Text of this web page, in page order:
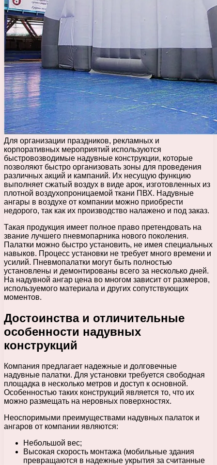
Для организации праздников, рекламных и
корпоративных мероприятий используются
быстровозводимые надувные конструкции, которые
позволяют быстро организовать зоны для проведения
различных акций и кампаний. Их несущую функцию
выполняет сжатый воздух в виде арок, изготовленных из
плотной воздухопроницаемой ткани ПВХ. Надувные
ангары в воздухе от компании можно приобрести
недорого, так как их производство налажено и под заказ.
Такая продукция имеет полное право претендовать на
звание лучшего пневмопарника нового поколения.
Палатки можно быстро установить, не имея специальных
навыков. Процесс установки не требует много времени и
усилий. Пневмопалатки могут быть полностью
установлены и демонтированы всего за несколько дней.
На надувной ангар цена во многом зависит от размеров,
используемого материала и других сопутствующих
моментов.
Достоинства и отличительные
особенности надувных
конструкций
Компания предлагает надежные и долговечные
надувные палатки. Для установки требуется свободная
площадка в несколько метров и доступ к основной.
Особенностью таких конструкций является то, что их
можно размещать на неровных поверхностях.
Неоспоримыми преимуществами надувных палаток и
ангаров от компании являются:
Небольшой вес;
Высокая скорость монтажа (мобильные здания
превращаются в надежные укрытия за считанные